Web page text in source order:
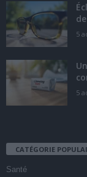
5
5
CATÉGORIE
Santé